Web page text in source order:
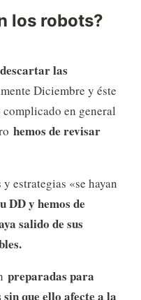
los robots?
las
Diciembre y éste
en general
hemos de revisar
estrategias «se hayan
DD y hemos de
salido de sus
preparadas para
que ello afecte a la